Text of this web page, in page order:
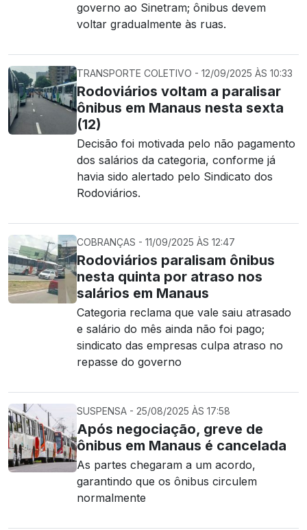
governo ao Sinetram; ônibus devem
voltar gradualmente às ruas.
TRANSPORTE COLETIVO - 12/09/2025 ÀS 10:33
Rodoviários voltam a paralisar
ônibus em Manaus nesta sexta
(12)
Decisão foi motivada pelo não pagamento
dos salários da categoria, conforme já
havia sido alertado pelo Sindicato dos
Rodoviários.
COBRANÇAS - 11/09/2025 ÀS 12:47
Rodoviários paralisam ônibus
nesta quinta por atraso nos
salários em Manaus
Categoria reclama que vale saiu atrasado
e salário do mês ainda não foi pago;
sindicato das empresas culpa atraso no
repasse do governo
SUSPENSA - 25/08/2025 ÀS 17:58
Após negociação, greve de
ônibus em Manaus é cancelada
As partes chegaram a um acordo,
garantindo que os ônibus circulem
normalmente